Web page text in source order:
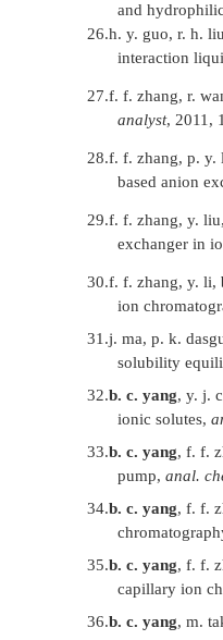
and
26.h. y. guo, r. h.
interaction
27.f. f. zhang, r.
analyst, 2011,
28.f. f. zhang, p.
based anion
29.f. f. zhang, y.
exchanger in
30.f. f. zhang, y. li,
ion
31.j. ma, p. k.
solubility
32.b. c. yang, y. j.
ionic solutes,
33.b. c. yang, f. f.
pump, anal.
34.b. c. yang, f. f.
35.b. c. yang, f. f.
capillary ion
36.b. c. yang, m.